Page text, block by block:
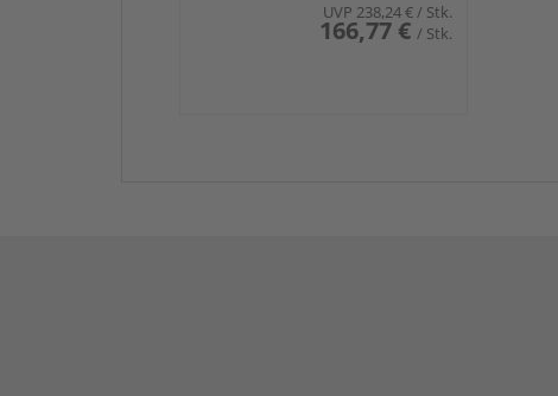
UVP 238,24 €/ Stk.
166,77 € / Stk.